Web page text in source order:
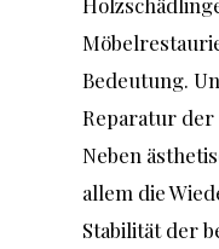
Bedeutung.
Reparatur der
Neben
allem die
Stabilität der